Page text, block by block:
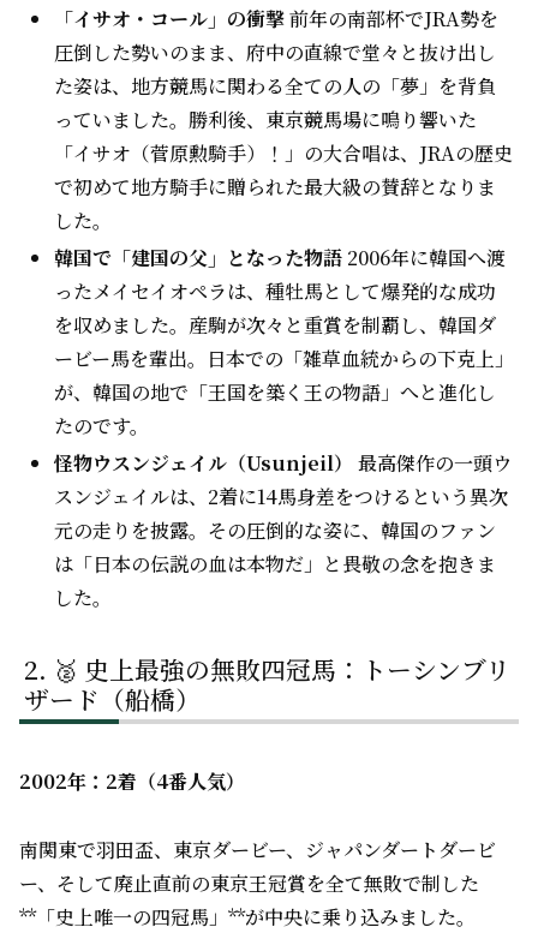
「イサオ・コール」の衝撃前年の南部杯でJRA勢を
圧倒した勢いのまま、府中の直線で堂々と抜け出し
た姿は、地方競馬に関わる全ての人の「夢」を背負
っていました。勝利後、東京競馬場に鳴り響いた
「イサオ（菅原勲騎手）！」の大合唱は、JRAの歴史
で初めて地方騎手に贈られた最大級の賛辞となりま
した。
韓国で「建国の父」となった物語 2006年に韓国へ渡
ったメイセイオペラは、種牡馬として爆発的な成功
を収めました。産駒が次々と重賞を制覇し、韓国ダ
ービー馬を輩出。日本での「雑草血統からの下克上」
が、韓国の地で「王国を築く王の物語」へと進化し
たのです。
怪物ウスンジェイル（Usunjeil）
最高傑作の一頭ウ
スンジェイルは、2着に14馬身差をつけるという異次
元の走りを披露。その圧倒的な姿に、韓国のファン
は「日本の伝説の血は本物だ」と畏敬の念を抱きま
した。
🥈 史上最強の無敗四冠馬：トーシンブリ
ザード（船橋）
2002年：2着（4番人気）
南関東で羽田盃、東京ダービー、ジャパンダートダービ
ー、そして廃止直前の東京王冠賞を全て無敗で制した
**「史上唯一の四冠馬」**が中央に乗り込みました。